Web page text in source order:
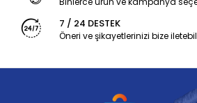
7 / 24 DESTEK
Öneri ve şikayetlerinizi bize